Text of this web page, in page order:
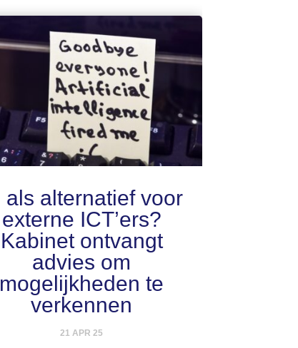
als alternatief voor
externe ICT’ers?
Kabinet ontvangt
advies om
mogelijkheden te
verkennen
21 APR 25